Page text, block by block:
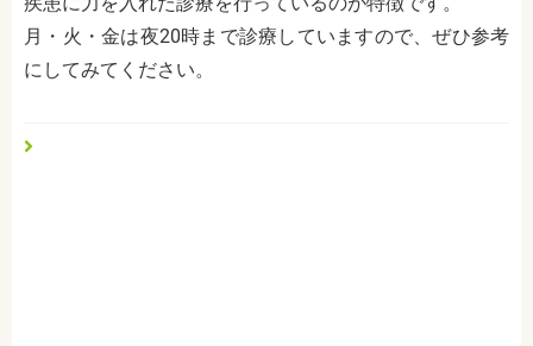
月・火・金は夜20時まで診療していますので、ぜひ参考
にしてみてください。